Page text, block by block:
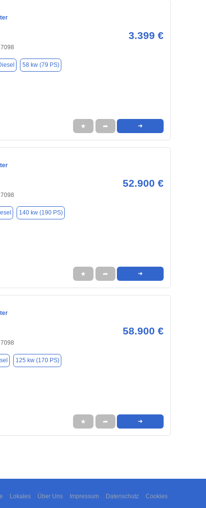
3.399 €
58 kw (79 PS)
★ ➦ ➜
52.900 €
140 kw (190 PS)
★ ➦ ➜
58.900 €
125 kw (170 PS)
★ ➦ ➜
Lokales Über Uns Impressum Datenschutz Cookies